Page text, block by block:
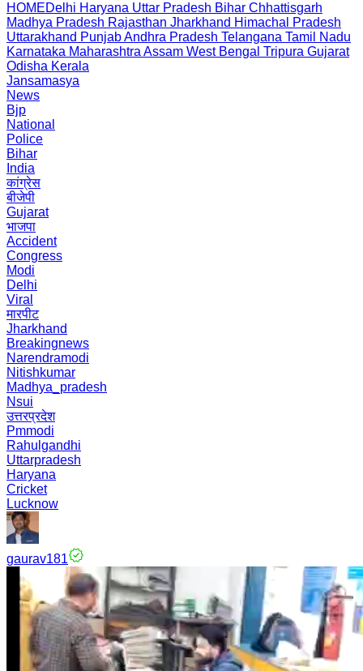
HOMEDelhi Haryana Uttar Pradesh Bihar Chhattisgarh
Madhya Pradesh Rajasthan Jharkhand Himachal Pradesh
Uttarakhand PunjabAndhra Pradesh Telangana Tamil Nadu
Karnataka Maharashtra Assam West Bengal Tripura Gujarat
Odisha Kerala
Jansamasya
News
Bjp
National
Police
Bihar
India
कांग्रेस
बीजेपी
Gujarat
भाजपा
Accident
Congress
Modi
Delhi
Viral
मारपीट
Jharkhand
Breakingnews
Narendramodi
Nitishkumar
Madhya_pradesh
Nsui
उत्तरप्रदेश
Pmmodi
Rahulgandhi
Uttarpradesh
Haryana
Cricket
Lucknow
gaurav181